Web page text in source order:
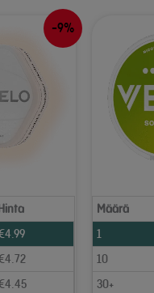
-9%
4.99
4.72
4.45
Määrä
1
10
30+